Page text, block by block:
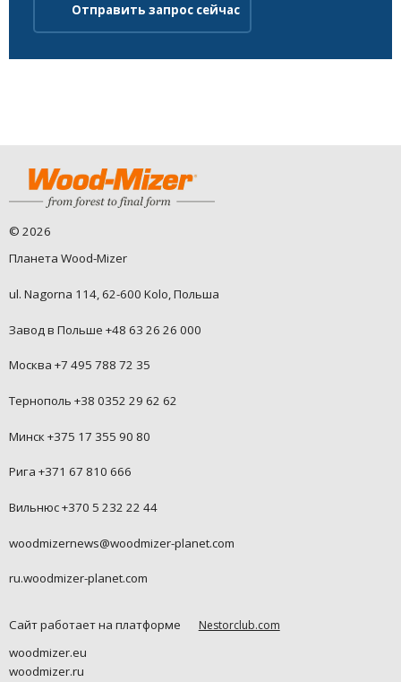
Отправить запрос сейчас
© 2026
Планета Wood-Mizer
ul. Nagorna 114, 62-600 Kolo, Польша
Завод в Польше +48 63 26 26 000
Москва +7 495 788 72 35
Тернополь +38 0352 29 62 62
Минск +375 17 355 90 80
Рига +371 67 810 666
Вильнюс +370 5 232 22 44
woodmizernews@woodmizer-planet.com
ru.woodmizer-planet.com
Сайт работает на платформе Nestorclub.com
woodmizer.eu
woodmizer.ru